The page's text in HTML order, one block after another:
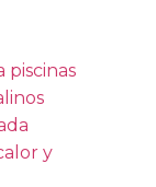
piscinas
y